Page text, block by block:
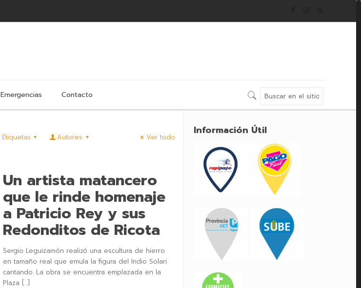
Emergencias Contacto
Etiquetas Autores Ver todo
Un artista matancero
que le rinde homenaje
a Patricio Rey y sus
Redonditos de Ricota
Sergio Leguizamón realizó una escultura de hierro
en tamaño real que emula la figura del Indio Solari
cantando. La obra se encuentra emplazada en la
Plaza […]
Información Útil